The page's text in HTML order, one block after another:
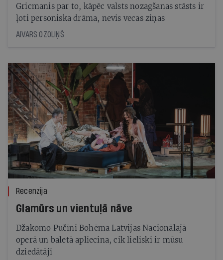
Gricmanis par to, kāpēc valsts nozagšanas stāsts ir
ļoti personiska drāma, nevis vecas ziņas
AIVARS OZOLIŅŠ
Recenzija
Glamūrs un vientuļā nāve
Džakomo Pučīni Bohēma Latvijas Nacionālajā
operā un baletā apliecina, cik lieliski ir mūsu
dziedātāji